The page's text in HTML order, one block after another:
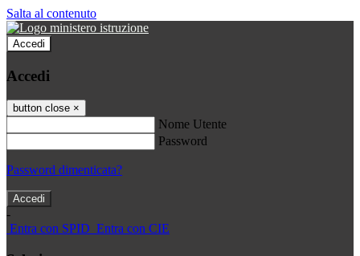
Salta al contenuto
Accedi
Accedi
button close ×
Nome Utente
Password
Password dimenticata?
-
Entra con SPID Entra con CIE